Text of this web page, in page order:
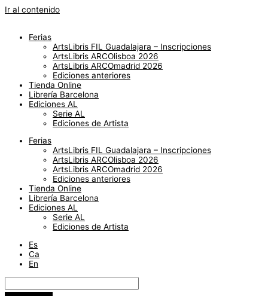
Ir al contenido
Ferias
ArtsLibris FIL Guadalajara – Inscripciones
ArtsLibris ARCOlisboa 2026
ArtsLibris ARCOmadrid 2026
Ediciones anteriores
Tienda Online
Librería Barcelona
Ediciones AL
Serie AL
Ediciones de Artista
Ferias
ArtsLibris FIL Guadalajara – Inscripciones
ArtsLibris ARCOlisboa 2026
ArtsLibris ARCOmadrid 2026
Ediciones anteriores
Tienda Online
Librería Barcelona
Ediciones AL
Serie AL
Ediciones de Artista
Es
Ca
En